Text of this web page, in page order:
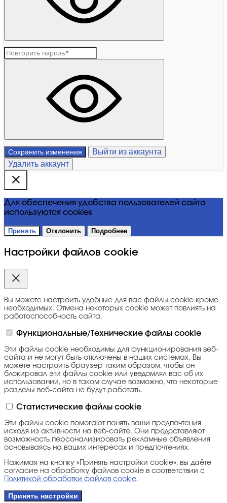
Сохранить изменения
Выйти из аккаунта
Удалить аккаунт
Для обеспечения удобства пользователей сайта
используются cookies
Принять Отклонить Подробнее
Настройки файлов cookie
Вы можете настроить удобные для вас файлы cookie кроме
необходимых. Отмена некоторых cookie может повлиять на
работоспособность сайта.
Функциональные/Технические файлы cookie
Эти файлы cookie необходимы для функционирования веб-
сайта и не могут быть отключены в наших системах. Вы
можете настроить браузер таким образом, чтобы он
блокировал эти файлы cookie или уведомлял вас об их
использовании, но в таком случае возможно, что некоторые
разделы веб-сайта не будут работать.
Статистические файлы cookie
Эти файлы cookie помогают понять ваши предпочтения
исходя из активности на веб-сайте. Они предоставляют
возможность персонализировать рекламные объявления
основываясь на ваших интересах и предпочтениях.
Нажимая на кнопку «Принять настройки cookie», вы даёте
согласие на обработку файлов cookie в соответствии с
Политикой обработки файлов cookie.
Принять настройки